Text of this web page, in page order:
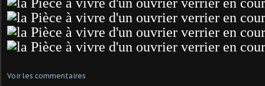
Voir les commentaires